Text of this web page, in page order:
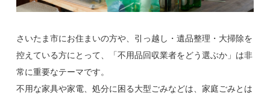
さいたま市にお住まいの方や、引っ越し・遺品整理・大掃除を
控えている方にとって、「不用品回収業者をどう選ぶか」は非
常に重要なテーマです。
不用な家具や家電、処分に困る大型ごみなどは、家庭ごみとは